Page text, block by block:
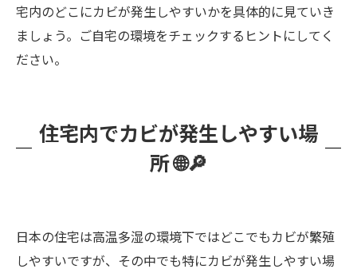
宅内のどこにカビが発生しやすいかを具体的に見ていき
ましょう。ご自宅の環境をチェックするヒントにしてく
ださい。
住宅内でカビが発生しやすい場
所 🌐🔎
日本の住宅は高温多湿の環境下ではどこでもカビが繁殖
しやすいですが、その中でも特にカビが発生しやすい場